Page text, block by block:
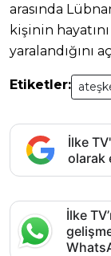
arasında
kişinin
yaralandığını
Etiketler:
İlke
olarak
İlke